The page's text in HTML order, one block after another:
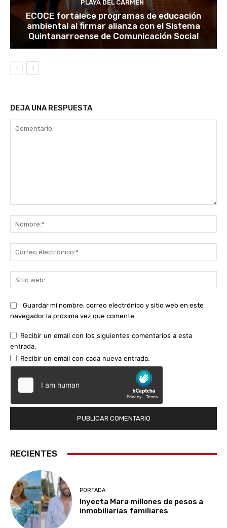
PLAYA DEL CARMEN
ECOCE fortalece programas de educación
ambiental al firmar alianza con el Sistema
Quintanarroense de Comunicación Social
DEJA UNA RESPUESTA
Guardar mi nombre, correo electrónico y sitio web en este
navegador la próxima vez que comente.
Recibir un email con los siguientes comentarios a esta
entrada.
Recibir un email con cada nueva entrada.
RECIENTES
PORTADA
Inyecta Mara millones de pesos a
inmobiliarias familiares